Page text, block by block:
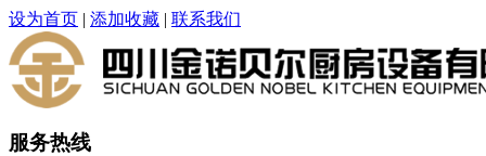
设为首页 | 添加收藏 | 联系我们
服务热线